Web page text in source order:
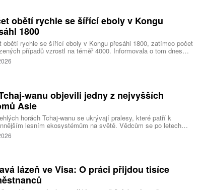
obětí rychle se šířící eboly v Kongu
1800
obětí rychle se šířící eboly v Kongu přesáhl 1800, zatímco počet
případů vzrostl na téměř 4000. Informovala o tom dnes
Reuters s odkazem na konžské úřady.
wanu objevili jedny z nejvyšších
Asie
horách Tchaj-wanu se ukrývají pralesy, které patří k
lesním ekosystémům na světě. Vědcům se po letech
pátrání podařilo objevit jedli tchajwanskou vysokou 84,1
která je dnes považována za nejvyšší známý strom ve
lázeň ve Visa: O práci přijdou tisíce